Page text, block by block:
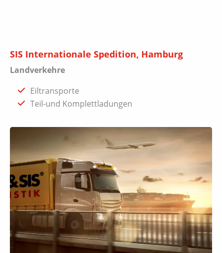
SIS Internationale Spedition, Hamburg
Landverkehre
Eiltransporte
Teil-und Komplettladungen